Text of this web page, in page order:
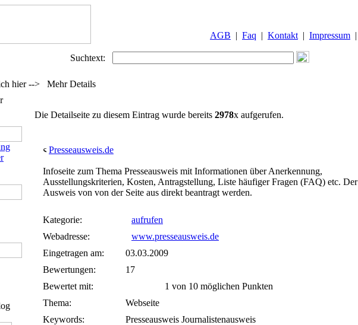
AGB | Faq | Kontakt | Impressum |
Suchtext:
hier --> Mehr Details
Die Detailseite zu diesem Eintrag wurde bereits 2978x aufgerufen.
Presseausweis.de
Infoseite zum Thema Presseausweis mit Informationen über Anerkennung,
Ausstellungskriterien, Kosten, Antragstellung, Liste häufiger Fragen (FAQ) etc. Der
Ausweis von von der Seite aus direkt beantragt werden.
Kategorie:
aufrufen
Webadresse:
www.presseausweis.de
Eingetragen am:
03.03.2009
Bewertungen:
17
Bewertet mit:
1 von 10 möglichen Punkten
Thema:
Webseite
Keywords:
Presseausweis Journalistenausweis